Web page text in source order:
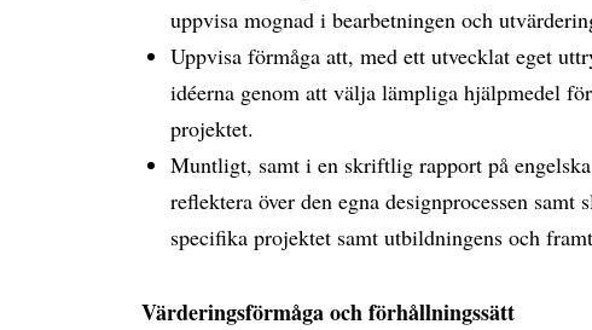
uppvisa mognad i bearbetningen och
Uppvisa förmåga att, med ett utvecklat eget
idéerna genom att välja lämpliga hjälpmedel
projektet.
Muntligt, samt i en skriftlig rapport på
reflektera över den egna designprocessen
specifika projektet samt utbildningens och
Värderingsförmåga och förhållningssätt